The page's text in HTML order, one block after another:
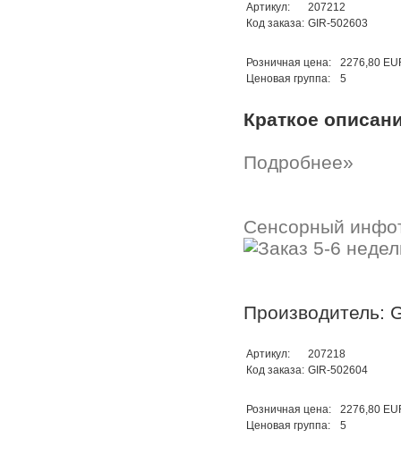
Артикул:
207212
Код заказа: GIR-502603
Розничная цена:
2276,80
Ценовая группа:
5
Краткое
Подробнее»
Сенсорный
Производитель:
Артикул:
207218
Код заказа: GIR-502604
Розничная цена:
2276,80
Ценовая группа:
5